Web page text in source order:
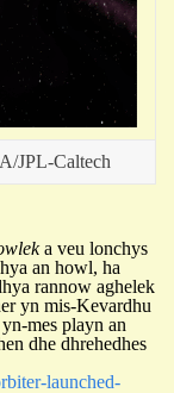
JPL-Caltech
a veu lonchys
an howl, ha
rannow aghelek
yn mis-Kevardhu
mes playn an
dhe dhrehedhes
launched-